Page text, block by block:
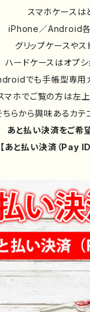
スマホケースは
iPhone／Android
グリップケースやス
ハードケースはオプ
でも手帳型専用
マホでご覧の方は左
ちらから興味あるカテ
あと払い決済をご希
【あと払い決済（Pay ID